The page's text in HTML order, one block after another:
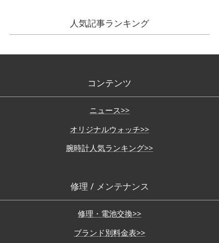
人気記事ランキング
コンテンツ
ニュース>>
オリジナルウォッチ>>
腕時計人気ランキング>>
修理 / メンテナンス
修理・電池交換>>
ブランド別料金表>>